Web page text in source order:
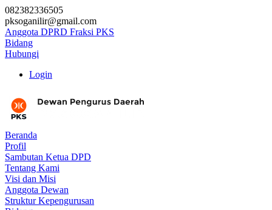
082382336505
pksoganilir@gmail.com
Anggota DPRD Fraksi PKS
Bidang
Hubungi
Login
Beranda
Profil
Sambutan Ketua DPD
Tentang Kami
Visi dan Misi
Anggota Dewan
Struktur Kepengurusan